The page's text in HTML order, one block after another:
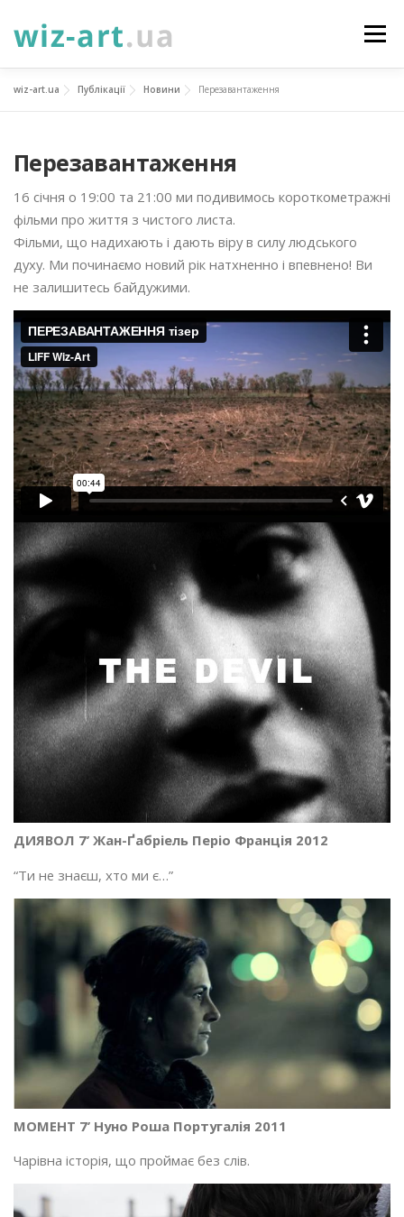
до
Меню
НОВИНИ ПРО НАС ПОСЛУГИ
ФОТОГАЛЕРЕЯ ПІДТРИМАТИ
УКР ENG ПРОЄКТИ
wiz-art.ua Публікації Новини Перезавантаження
Перезавантаження
16 січня о 19:00 та 21:00 ми подивимось короткометражні
фільми про життя з чистого листа.
Фільми, що надихають і дають віру в силу людського
духу. Ми починаємо новий рік натхненно і впевнено! Ви
не залишитесь байдужими.
ДИЯВОЛ 7’ Жан-Ґабріель Періо Франція 2012
“Ти не знаєш, хто ми є…”
МОМЕНТ 7’ Нуно Роша Португалія 2011
Чарівна історія, що проймає без слів.